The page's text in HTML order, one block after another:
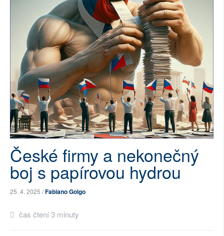
NEJČTENĚJŠÍ ZA 7 DNÍ
AUTOŘI
PŘÍSPĚVKY NA PROVOZ
SOCIÁLNÍ SÍTĚ
RUBRIKY
PLNÁ VERZE STRÁNEK
České firmy a nekonečný
boj s papírovou hydrou
25. 4. 2025 /Fabiano Golgo
čas čtení 3 minuty